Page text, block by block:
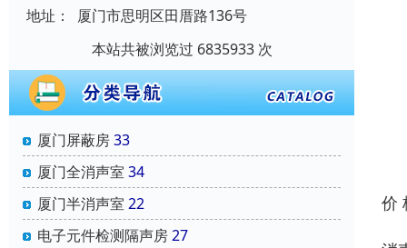
地址：
厦门市思明区田厝路136号
本站共被浏览过 6835933 次
厦门屏蔽房33
厦门全消声室 34
厦门半消声室 22
电子元件检测隔声房27
价